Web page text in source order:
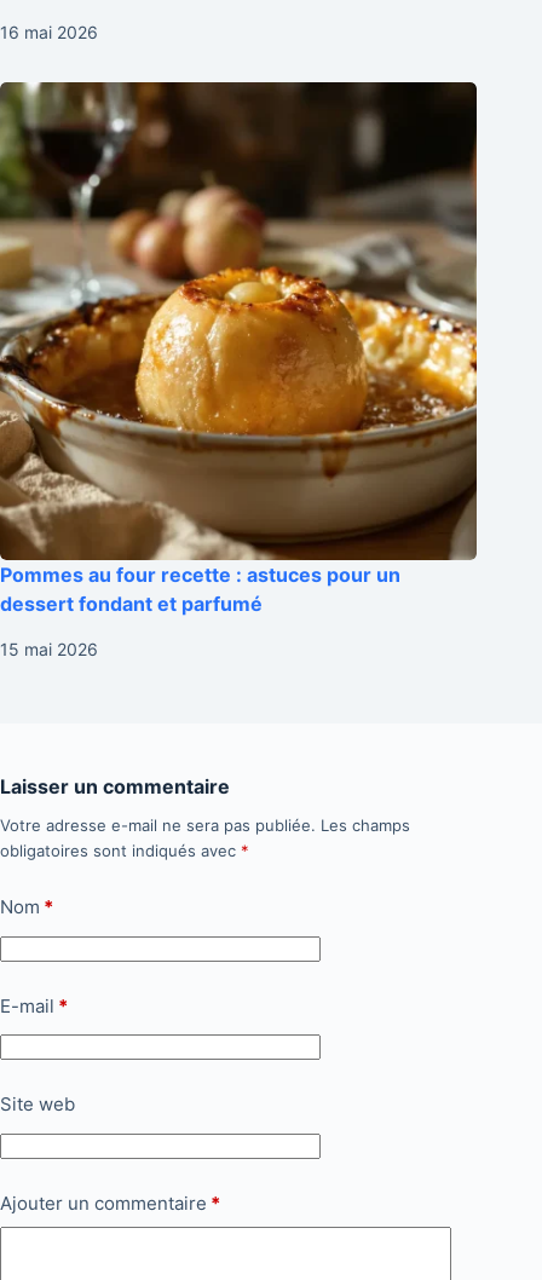
16 mai 2026
Pommes au four recette : astuces pour un
dessert fondant et parfumé
15 mai 2026
Laisser un commentaire
Votre adresse e-mail ne sera pas publiée. Les champs
obligatoires sont indiqués avec *
Nom *
E-mail *
Site web
Ajouter un commentaire *